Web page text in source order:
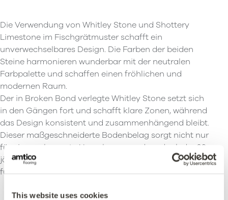
This website uses cookies
Die Verwendung von Whitley Stone und Shottery
Limestone im Fischgrätmuster schafft ein
unverwechselbares Design. Die Farben der beiden
Steine harmonieren wunderbar mit der neutralen
Farbpalette und schaffen einen fröhlichen und
modernen Raum.
Der in Broken Bond verlegte Whitley Stone setzt sich
in den Gängen fort und schafft klare Zonen, während
das Design konsistent und zusammenhängend bleibt.
Dieser maßgeschneiderte Bodenbelag sorgt nicht nur
für eine verbesserte Umgebung, sondern dank der 20-
jährigen gewerblichen Garantie von Signature auch
für einen wirklich funktionalen Raum.